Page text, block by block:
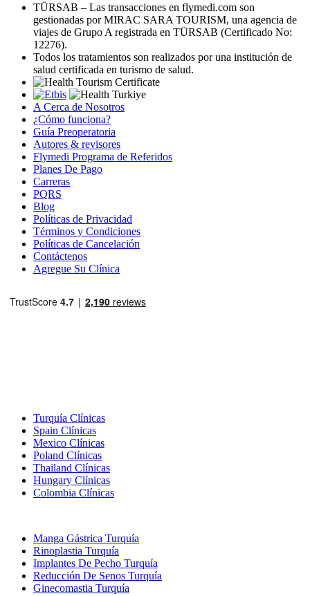
TÜRSAB – Las transacciones en flymedi.com son
gestionadas por MIRAC SARA TOURISM, una agencia de
viajes de Grupo A registrada en TÜRSAB (Certificado No:
12276).
Todos los tratamientos son realizados por una institución de
salud certificada en turismo de salud.
A Cerca de Nosotros
¿Cómo funciona?
Guía Preoperatoria
Autores & revisores
Flymedi Programa de Referidos
Planes De Pago
Carreras
PQRS
Blog
Políticas de Privacidad
Términos y Condiciones
Políticas de Cancelación
Contáctenos
Agregue Su Clínica
Turquía Clínicas
Spain Clínicas
Mexico Clínicas
Poland Clínicas
Thailand Clínicas
Hungary Clínicas
Colombia Clínicas
Manga Gástrica Turquía
Rinoplastia Turquía
Implantes De Pecho Turquía
Reducción De Senos Turquía
Ginecomastia Turquía